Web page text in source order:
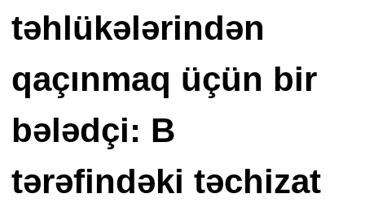
təhlükələrindən
qaçınmaq üçün bir
bələdçi: B
tərəfindəki təchizat